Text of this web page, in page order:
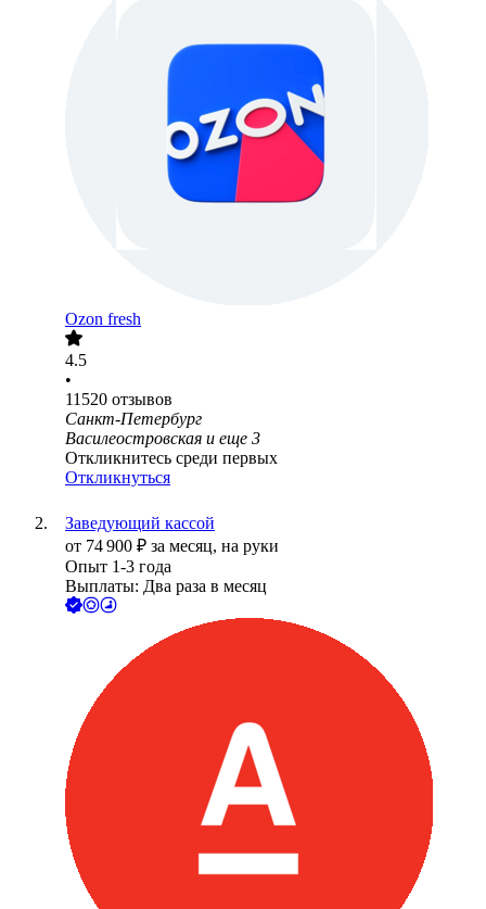
Ozon fresh
4.5
•
11520 отзывов
Санкт-Петербург
Василеостровская и еще 3
Откликнитесь среди первых
Откликнуться
Заведующий кассой
от 74 900 ₽ за месяц, на руки
Опыт 1-3 года
Выплаты: Два раза в месяц